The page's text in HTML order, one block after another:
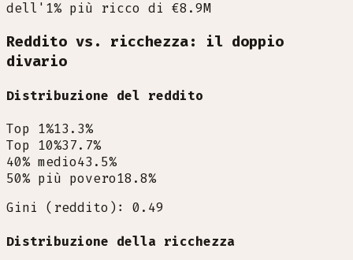
dell'1% più ricco di €8.9M
Reddito vs. ricchezza: il doppio
divario
Distribuzione del reddito
Top 1%13.3%
Top 10%37.7%
40% medio43.5%
50% più povero18.8%
Gini (reddito): 0.49
Distribuzione della ricchezza